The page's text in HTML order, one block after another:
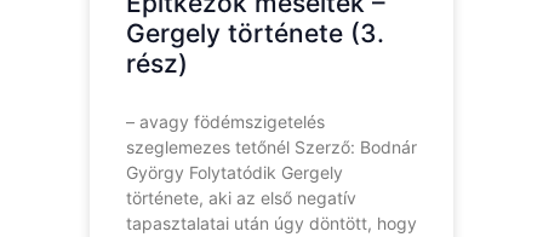
Gergely története (3.
rész)
– avagy födémszigetelés
szeglemezes tetőnél Szerző: Bodnár
György Folytatódik Gergely
története, aki az első negatív
tapasztalatai után úgy döntött, hogy